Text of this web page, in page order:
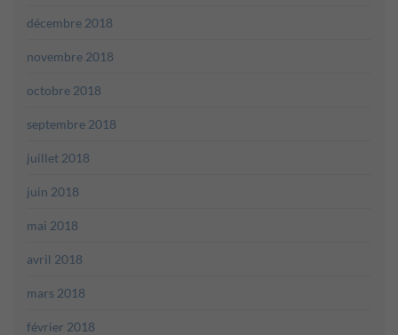
décembre 2018
novembre 2018
octobre 2018
septembre 2018
juillet 2018
juin 2018
mai 2018
avril 2018
mars 2018
février 2018